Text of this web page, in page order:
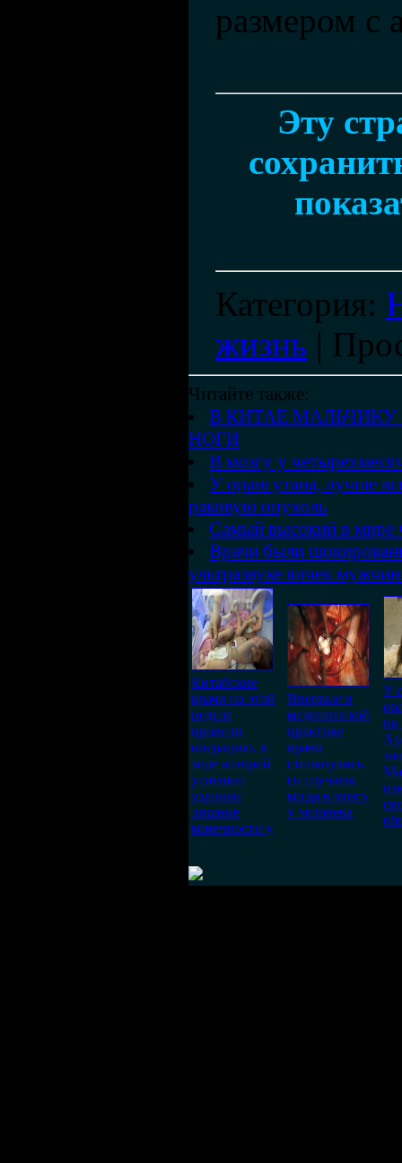
размером с
Эту
Категория:
жизнь |
Читайте также:
В КИТАЕ
НОГИ
В мозгу у
У орангутана, лучше
раковую опухоль
Самый высокий в мире
Врачи были
ультразвуке яичек
Китайские
врачи на этой
неделе
провели
операцию, в
ходе которой
успешно
удалили
лишние
конечности у
Впервые в
медицинской
практике
врачи
столкнулись
со случаем,
когда в мозгу
у человека
У
по